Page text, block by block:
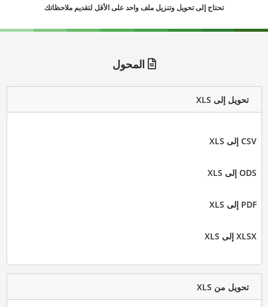
تحتاج إلى تحويل وتنزيل ملف واحد على الأقل لتقديم ملاحظاتك
المحول
تحويل إلى XLS
CSV إلى XLS
ODS إلى XLS
PDF إلى XLS
XLSX إلى XLS
تحويل من XLS